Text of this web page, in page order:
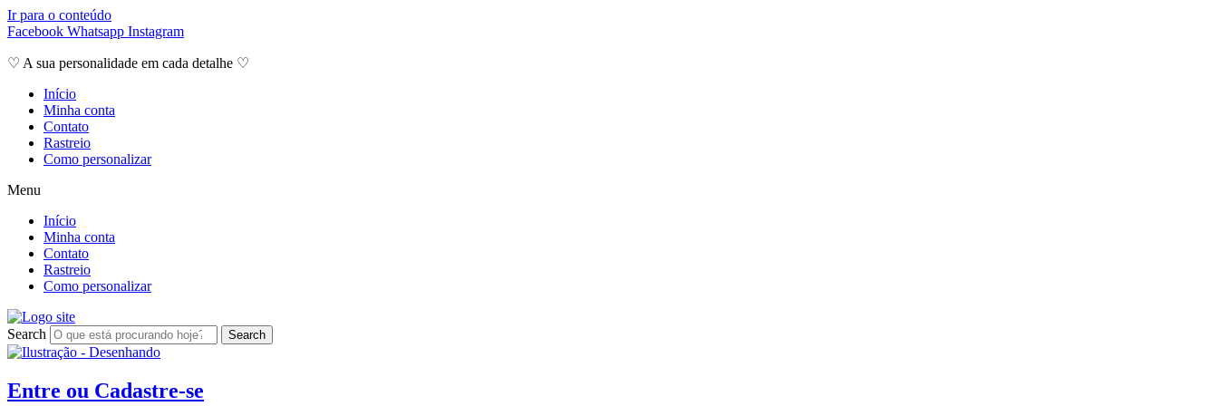
Ir para o conteúdo
Facebook Whatsapp Instagram
♡ A sua personalidade em cada detalhe ♡
Início
Minha conta
Contato
Rastreio
Como personalizar
Menu
Início
Minha conta
Contato
Rastreio
Como personalizar
Search Search
Entre ou Cadastre-se